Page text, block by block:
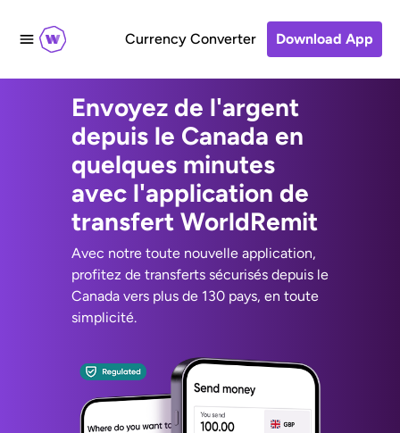
Currency Converter Download App
Envoyez de l'argent
depuis le Canada en
quelques minutes
avec l'application de
transfert WorldRemit
Avec notre toute nouvelle application,
profitez de transferts sécurisés depuis le
Canada vers plus de 130 pays, en toute
simplicité.